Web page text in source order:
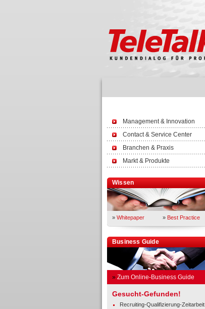
Management & Innovation
Contact & Service Center
Branchen & Praxis
Markt & Produkte
Wissen
» Whitepaper » Best Practice
Business Guide
» Zum Online-Business Guide
Gesucht-Gefunden!
Recruiting-Qualifizierung-Zeitarbeit